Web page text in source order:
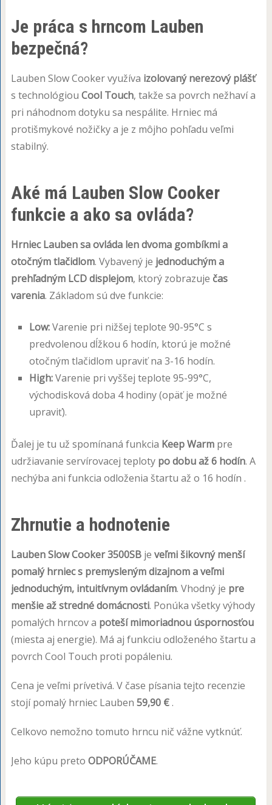
Je práca s hrncom Lauben
bezpečná?
Lauben Slow Cooker využíva izolovaný nerezový plášť
s technológiou Cool Touch, takže sa povrch nežhaví a
pri náhodnom dotyku sa nespálite. Hrniec má
protišmykové nožičky a je z môjho pohľadu veľmi
stabilný.
Aké má Lauben Slow Cooker
funkcie a ako sa ovláda?
Hrniec Lauben sa ovláda len dvoma gombíkmi a
otočným tlačidlom. Vybavený je jednoduchým a
prehľadným LCD displejom, ktorý zobrazuje čas
varenia. Základom sú dve funkcie:
Low:Varenie pri nižšej teplote 90-95°C s
predvolenou dĺžkou 6 hodín, ktorú je možné
otočným tlačidlom upraviť na 3-16 hodín.
High:Varenie pri vyššej teplote 95-99°C,
východisková doba 4 hodiny (opäť je možné
upraviť).
Ďalej je tu už spomínaná funkcia Keep Warmpre
udržiavanie servírovacej teploty po dobu až 6 hodín. A
nechýba ani funkcia odloženia štartu až o 16 hodín .
Zhrnutie a hodnotenie
Lauben Slow Cooker 3500SBje veľmi šikovný menší
pomalý hrniec s premysleným dizajnom a veľmi
jednoduchým, intuitívnym ovládaním. Vhodný je pre
menšie až stredné domácnosti. Ponúka všetky výhody
pomalých hrncov a poteší mimoriadnou úspornosťou
(miesta aj energie). Má aj funkciu odloženého štartu a
povrch Cool Touch proti popáleniu.
Cena je veľmi prívetivá. V čase písania tejto recenzie
stojí pomalý hrniec Lauben 59,90 €.
Celkovo nemožno tomuto hrncu nič vážne vytknúť.
Jeho kúpu preto ODPORÚČAME.